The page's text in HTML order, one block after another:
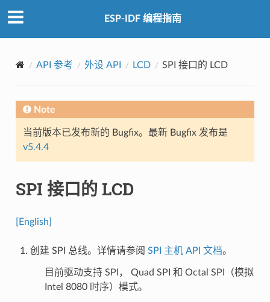
ESP-IDF 编程指南
API 参考 外设 API LCD SPI 接口的 LCD
Note
当前版本已发布新的 Bugfix。最新 Bugfix 发布是
v5.4.4
SPI 接口的 LCD
[English]
创建 SPI 总线。详情请参阅 SPI 主机 API 文档。
目前驱动支持 SPI， Quad SPI 和 Octal SPI（模拟
Intel 8080 时序）模式。